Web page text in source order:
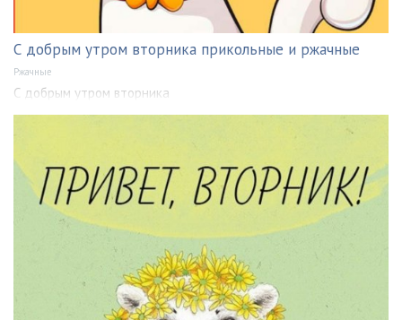
С добрым утром вторника прикольные и ржачные
Ржачные
С добрым утром вторника